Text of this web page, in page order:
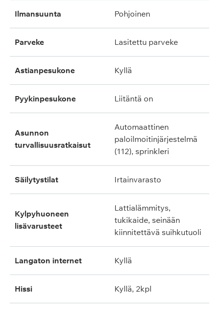
ilmansuunta pohjoinen
parveke lasitettu parveke
astianpesukone kyllä
pyykinpesukone liitäntä on
asunnon
turvallisuusratkaisut
automaattinen
paloilmoitinjärjestelmä
(112), sprinkleri
säilytystilat irtainvarasto
kylpyhuoneen
lisävarusteet
lattialämmitys,
tukikaide, seinään
kiinnitettävä suihkutuoli
langaton internet kyllä
hissi kyllä, 2kpl